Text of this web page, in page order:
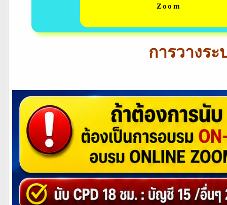
Zoom
การวางร